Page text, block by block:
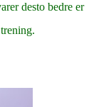
desto bedre er